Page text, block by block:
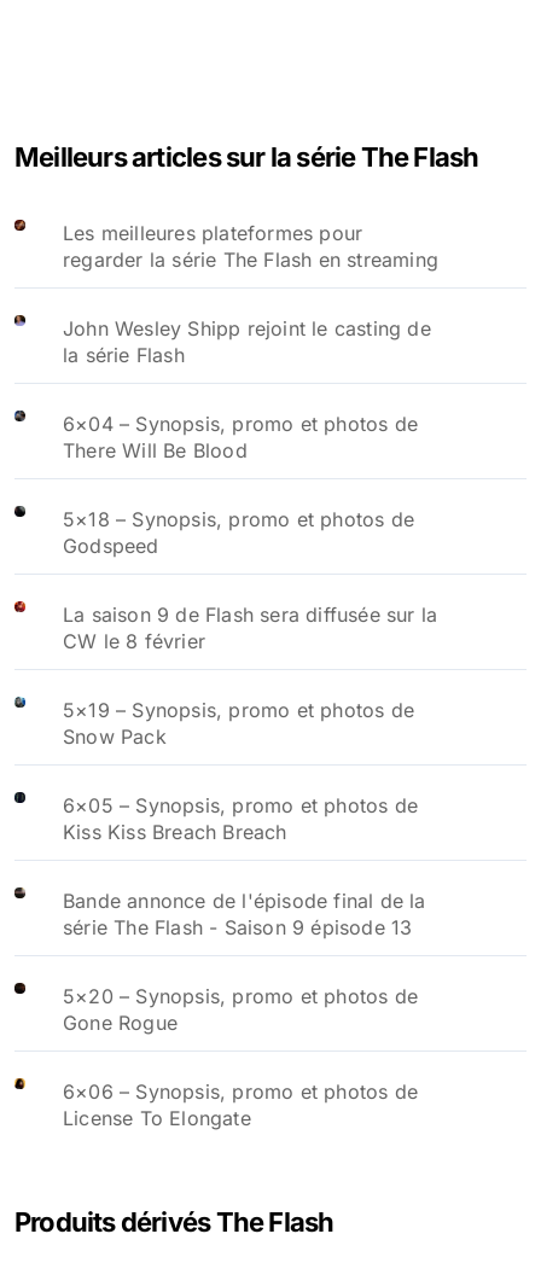
Meilleurs articles sur la série The Flash
Les meilleures plateformes pour
regarder la série The Flash en streaming
John Wesley Shipp rejoint le casting de
la série Flash
6×04 – Synopsis, promo et photos de
There Will Be Blood
5×18 – Synopsis, promo et photos de
Godspeed
La saison 9 de Flash sera diffusée sur la
CW le 8 février
5×19 – Synopsis, promo et photos de
Snow Pack
6×05 – Synopsis, promo et photos de
Kiss Kiss Breach Breach
Bande annonce de l'épisode final de la
série The Flash - Saison 9 épisode 13
5×20 – Synopsis, promo et photos de
Gone Rogue
6×06 – Synopsis, promo et photos de
License To Elongate
Produits dérivés The Flash